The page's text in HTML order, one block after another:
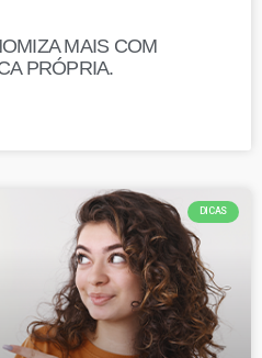
MAIS COM
PRÓPRIA.
DICAS